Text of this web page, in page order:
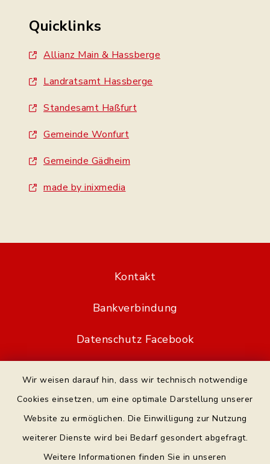
Wir weisen darauf hin, dass wir technisch notwendige
Cookies einsetzen, um eine optimale Darstellung unserer
Website zu ermöglichen. Die Einwilligung zur Nutzung
weiterer Dienste wird bei Bedarf gesondert abgefragt.
Weitere Informationen finden Sie in unseren
Quicklinks
Allianz Main & Hassberge
Landratsamt Hassberge
Standesamt Haßfurt
Gemeinde Wonfurt
Gemeinde Gädheim
made by inixmedia
Kontakt
Bankverbindung
Datenschutz Facebook
Datenschutz
Impressum